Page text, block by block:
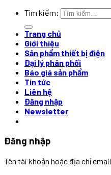
Tìm kiếm:
Trang chủ
Giới thiệu
Sản phẩm thiết bị điện
Đại lý phân phối
Báo giá sản phẩm
Tin tức
Liên hệ
Đăng nhập
Newsletter
Đăng nhập
Tên tài khoản hoặc địa chỉ email